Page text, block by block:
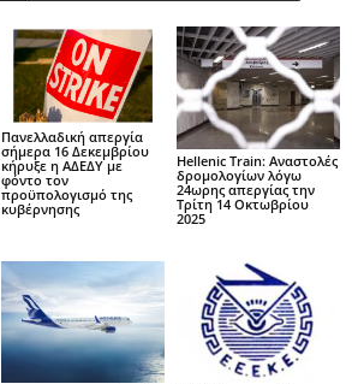
Πανελλαδική απεργία
σήμερα 16 Δεκεμβρίου
κήρυξε η ΑΔΕΔΥ με
φόντο τον
προϋπολογισμό της
κυβέρνησης
Hellenic Train: Αναστολές
δρομολογίων λόγω
24ωρης απεργίας την
Τρίτη 14 Οκτωβρίου
2025